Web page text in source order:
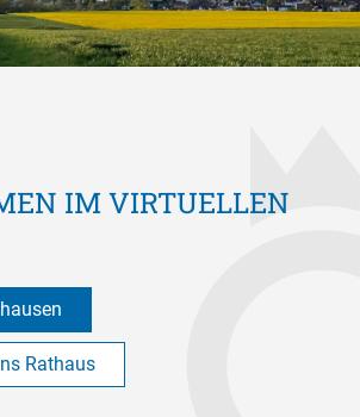
IM VIRTUELLEN
Rathaus